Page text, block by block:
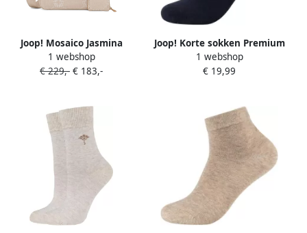
Joop! Mosaico Jasmina
schoudertas met
monogram Beige
1 webshop
€ 229,- € 183,-
Joop! Korte sokken Premium
Essentials met logo-
opschrift bij de hiel (4 paar)
1 webshop
€ 19,99